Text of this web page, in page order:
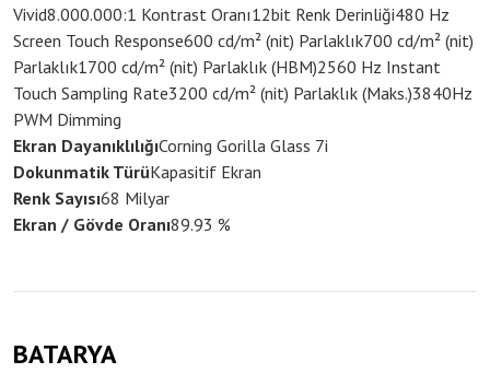
Vivid8.000.000:1 Kontrast Oranı12bit Renk Derinliği480 Hz
Screen Touch Response600 cd/m² (nit) Parlaklık700 cd/m² (nit)
Parlaklık1700 cd/m² (nit) Parlaklık (HBM)2560 Hz Instant
Touch Sampling Rate3200 cd/m² (nit) Parlaklık (Maks.)3840Hz
PWM Dimming
Ekran DayanıklılığıCorning Gorilla Glass 7i
Dokunmatik TürüKapasitif Ekran
Renk Sayısı68 Milyar
Ekran / Gövde Oranı89.93 %
BATARYA